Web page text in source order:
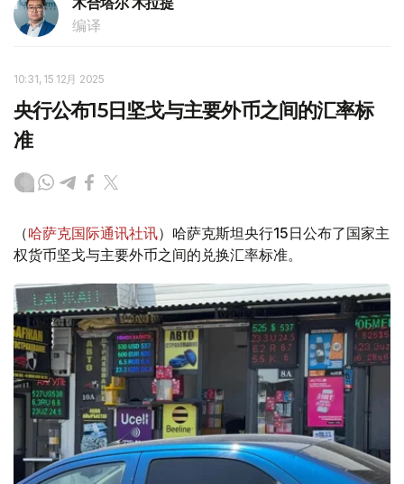
木合塔尔 木拉提
编译
10:31, 15 12月 2025
央行公布15日坚戈与主要外币之间的汇率标
准
（哈萨克国际通讯社讯）哈萨克斯坦央行15日公布了国家主
权货币坚戈与主要外币之间的兑换汇率标准。